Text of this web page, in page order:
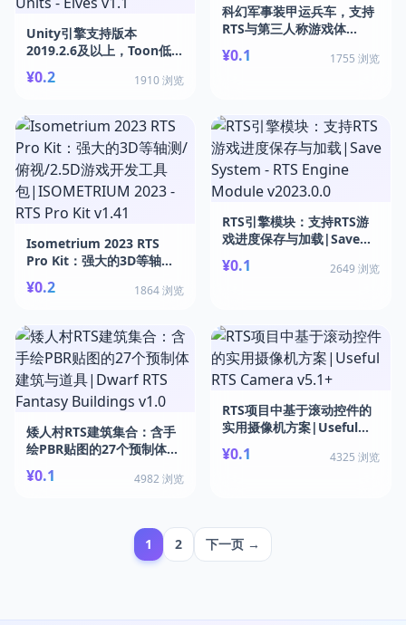
Unity引擎支持版本
2019.2.6及以上，Toon低多
边形奇幻种族精灵单位包，
适用于策略游戏|Toon RTS
¥0.2 1910 浏览
科幻军事装甲运兵车，支持
RTS与第三人称游戏体
验|SciFi Military APC
v4.27+
¥0.1 1755 浏览
Isometrium 2023 RTS
Pro Kit：强大的3D等轴测/
俯视/2.5D游戏开发工具
包|ISOMETRIUM 2023 -
¥0.2 1864 浏览
RTS引擎模块：支持RTS游
戏进度保存与加载|Save
System - RTS Engine
Module v2023.0.0
¥0.1 2649 浏览
矮人村RTS建筑集合：含手
绘PBR贴图的27个预制体建
筑与道具|Dwarf RTS
Fantasy Buildings v1.0
¥0.1 4982 浏览
RTS项目中基于滚动控件的
实用摄像机方案|Useful
RTS Camera v5.1+
¥0.1 4325 浏览
1 2 下一页 →